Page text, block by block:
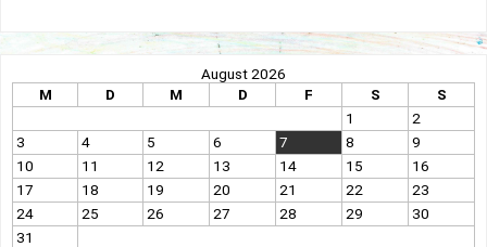
August 2026
M
D M D F S
S
1
2
3
4 5 6 7 8
9
10
11 12 13 14 15
16
17
18 19 20 21 22
23
24
25 26 27 28 29
30
31